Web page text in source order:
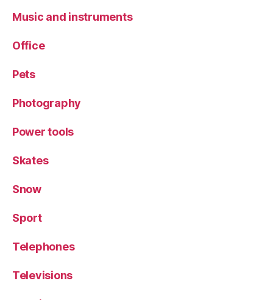
Music and instruments
Office
Pets
Photography
Power tools
Skates
Snow
Sport
Telephones
Televisions